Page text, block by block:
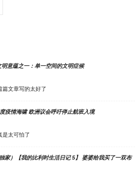
明意蕴之一：单一空间的文明症候
篇文章写的太好了
疫情海啸 欧洲议会呼吁停止航班入境
是太可怕了
独家）【我的比利时生活日记 5】 婆婆给我买了一双布